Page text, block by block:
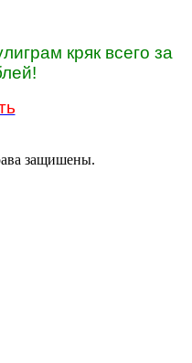
кряк всего за
защишены.